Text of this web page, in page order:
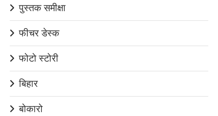
पुस्तक समीक्षा
फीचर डेस्क
फोटो स्टोरी
बिहार
बोकारो